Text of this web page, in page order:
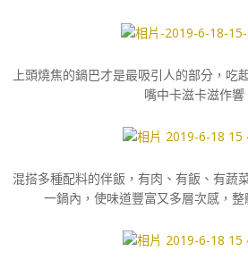
上頭燒焦的鍋巴才是最吸引人的部分，吃
嘴中卡滋卡滋作響
混搭多種配料的伴飯，有肉、有飯、有蔬
一鍋內，使味道豐富又多層次感，整